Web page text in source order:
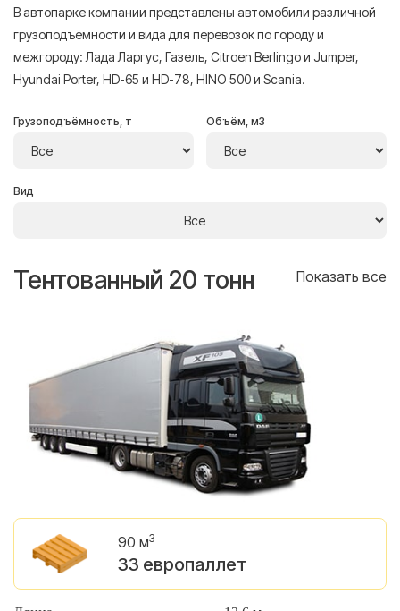
В автопарке компании представлены автомобили различной
грузоподъёмности и вида для перевозок по городу и
межгороду: Лада Ларгус, Газель, Citroen Berlingo и Jumper,
Hyundai Porter, HD-65 и HD-78, HINO 500 и Scania.
Грузоподъёмность, т Объём, м3
Вид
Тентованный 20 тонн Показать все
90 м3
33 европаллет